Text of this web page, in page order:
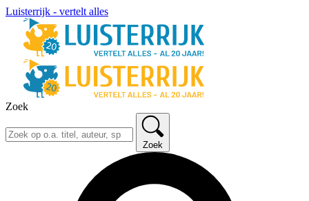
Luisterrijk - vertelt alles
Zoek
Zoek